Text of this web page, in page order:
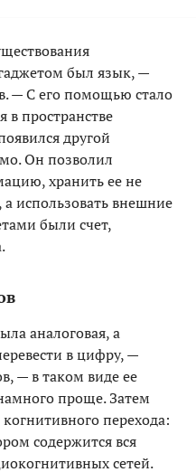
был язык, —
— С его помощью стало
в пространстве
другой
Он позволил
хранить ее не
, а использовать внешние
были счет,
аналоговая, а
в цифру, —
— в таком виде ее
проще. Затем
перехода:
содержится вся
сетей.